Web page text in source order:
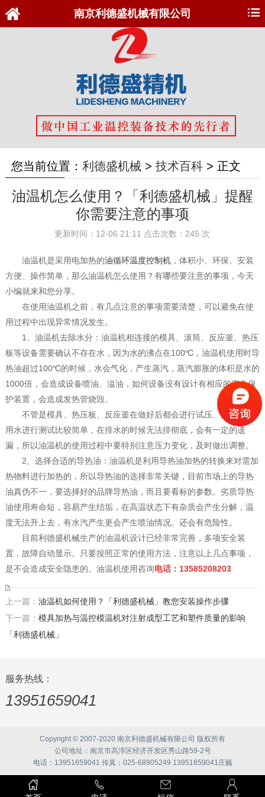
南京利德盛机械有限公司
您当前位置： 利德盛机械 > 技术百科 > 正文
油温机怎么使用？「利德盛机械」提醒
你需要注意的事项
更新时间：12-06 21:11 点击次数：245 次
油温机是采用电加热的油循环温度控制机，体积小、环保、安装
方便、操作简单，那么油温机怎么使用？有哪些要注意的事项，今天
小编就来和您分享。
在使用油温机之前，有几点注意的事项需要清楚，可以避免在使
用过程中出现异常情况发生。
1、油温机去除水分：油温机相连接的模具、滚筒、反应釜、热压
板等设备需要确认不存在水，因为水的沸点在100℃，油温机使用时导
热油超过100℃的时候，水会气化，产生蒸汽，蒸汽膨胀的体积是水的
1000倍，会造成设备喷油、溢油，如何设备没有设计有相应的安全保
护装置，会造成发热管烧毁。
不管是模具、热压板、反应釜在做好后都会进行试压、测漏，采
用水进行测试比较简单，在排水的时候无法排彻底，会有一定的遗
漏，所以油温机的使用过程中要特别注意压力变化，及时做出调整。
2、选择合适的导热油：油温机是利用导热油加热的转换来对需加
热物料进行加热的，所以导热油的选择非常关键，目前市场上的导热
油真伪不一，要选择好的品牌导热油，而且要看标的参数。劣质导热
油使用寿命短，容易产生结垢，在高温状态下有杂质会产生分解，温
度无法升上去，有水汽产生更会产生喷油情况。还会有危险性。
目前利德盛机械生产的油温机设计已经非常完善，多项安全装
置，故障自动显示。只要按照正常的使用方法，注意以上几点事项，
是不会造成安全隐患的。 油温机使用咨询电话：13585208203
上一篇： 油温机如何使用？「利德盛机械」教您安装操作步骤
下一篇： 模具加热与温控模温机对注射成型工艺和塑件质量的影响
「利德盛机械」
服务热线：
13951659041
Copyright © 2007-2020 南京利德盛机械有限公司 版权所有
公司地址：南京市高淳区经济开发区秀山路59-2号
电话：13951659041 传真：025-68905249 13951659041庄巍